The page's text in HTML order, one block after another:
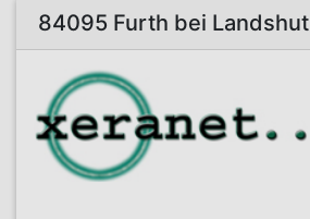
84095 Furth bei Landshut